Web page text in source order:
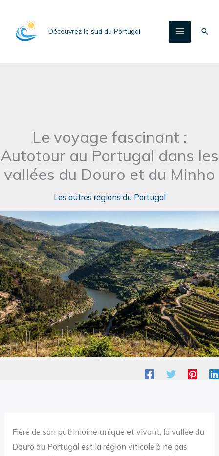
contenu
Découvrez le sud du Portugal
Le voyage fascinant :
Autotour au Portugal dans les
vallées du Douro et du Minho
Les autres régions du Portugal
Fière de son patrimoine unique et vivant, la vallée du
Douro au Portugal est la région viticole à ne pas